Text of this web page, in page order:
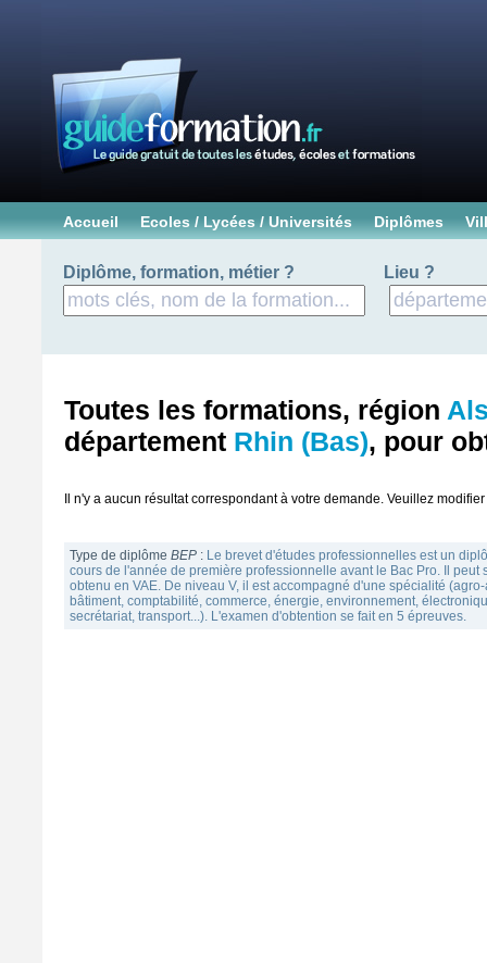
Accueil Ecoles / Lycées / Universités Diplômes
Diplôme, formation, métier ? Lieu ?
Toutes les formations, région
département Rhin (Bas), pour
Il n'y a aucun résultat correspondant à votre demande. Veuillez
Type de diplôme BEP : Le brevet d'études professionnelles est un
cours de l'année de première professionnelle avant le Bac Pro. Il
obtenu en VAE. De niveau V, il est accompagné d'une spécialité
bâtiment, comptabilité, commerce, énergie, environnement,
secrétariat, transport...). L'examen d'obtention se fait en 5 épreuves.